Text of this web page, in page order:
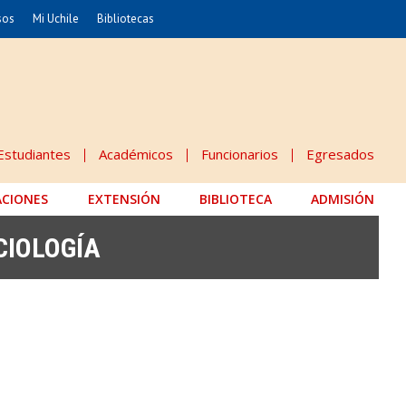
Economía y Negocios
Mi Uchile Bibliotecas
Académicos Funcionarios Egresados
EXTENSIÓN BIBLIOTECA ADMISIÓN